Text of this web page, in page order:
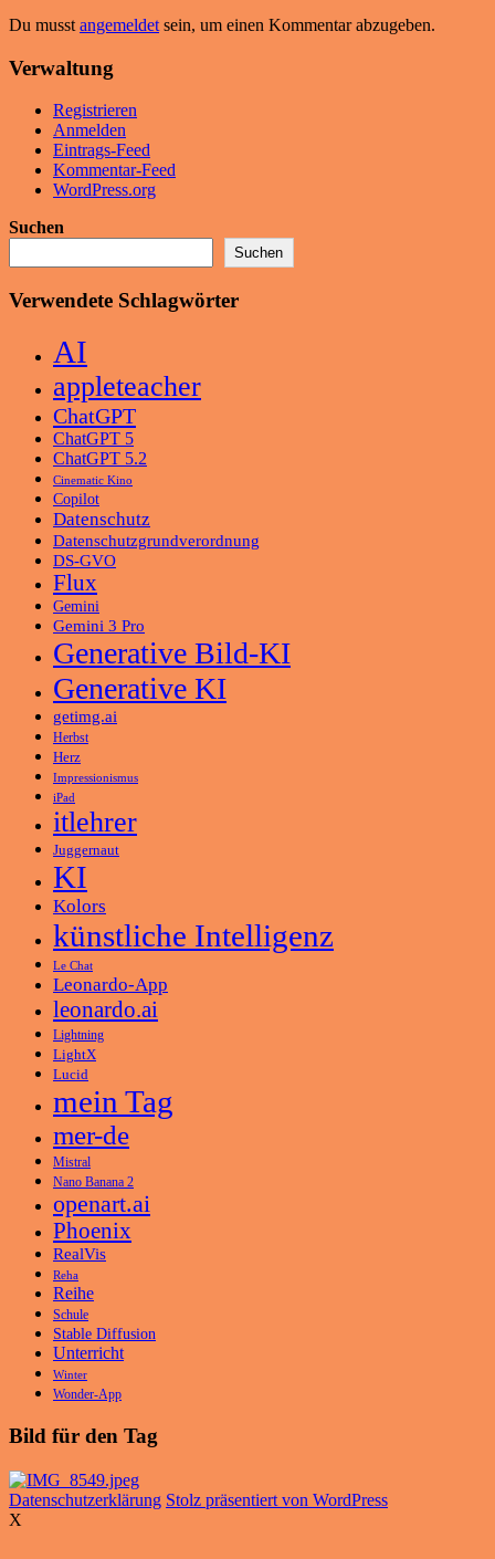
Du musst angemeldet sein, um einen Kommentar abzugeben.
Verwaltung
Registrieren
Anmelden
Eintrags-Feed
Kommentar-Feed
WordPress.org
Suchen
Suchen
Verwendete Schlagwörter
AI
appleteacher
ChatGPT
ChatGPT 5
ChatGPT 5.2
Cinematic Kino
Copilot
Datenschutz
Datenschutzgrundverordnung
DS-GVO
Flux
Gemini
Gemini 3 Pro
Generative Bild-KI
Generative KI
getimg.ai
Herbst
Herz
Impressionismus
iPad
itlehrer
Juggernaut
KI
Kolors
künstliche Intelligenz
Le Chat
Leonardo-App
leonardo.ai
Lightning
LightX
Lucid
mein Tag
mer-de
Mistral
Nano Banana 2
openart.ai
Phoenix
RealVis
Reha
Reihe
Schule
Stable Diffusion
Unterricht
Winter
Wonder-App
Bild für den Tag
Datenschutzerklärung Stolz präsentiert von WordPress
X